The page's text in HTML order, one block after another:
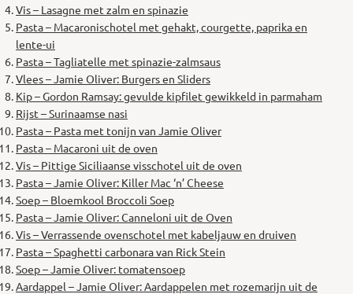
Vis – Lasagne met zalm en spinazie
Pasta – Macaronischotel met gehakt, courgette, paprika en
lente-ui
Pasta – Tagliatelle met spinazie-zalmsaus
Vlees – Jamie Oliver: Burgers en Sliders
Kip – Gordon Ramsay: gevulde kipfilet gewikkeld in parmaham
Rijst – Surinaamse nasi
Pasta – Pasta met tonijn van Jamie Oliver
Pasta – Macaroni uit de oven
Vis – Pittige Siciliaanse visschotel uit de oven
Pasta – Jamie Oliver: Killer Mac ‘n’ Cheese
Soep – Bloemkool Broccoli Soep
Pasta – Jamie Oliver: Canneloni uit de Oven
Vis – Verrassende ovenschotel met kabeljauw en druiven
Pasta – Spaghetti carbonara van Rick Stein
Soep – Jamie Oliver: tomatensoep
Aardappel – Jamie Oliver: Aardappelen met rozemarijn uit de